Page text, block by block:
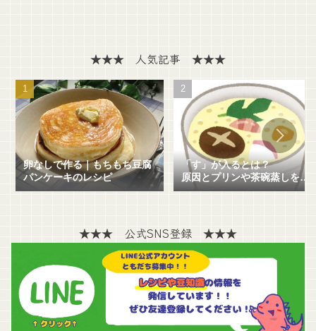
★★★ 人気記事 ★★★
卵なしで作る｜もちもち豆腐
パンケーキのレシピ
「す」が入るとは？
原因とプリンや茶碗蒸しを失
敗せずに作る方法を解説！
★★★ 公式SNS登録 ★★★